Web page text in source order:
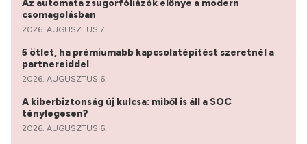
Az automata zsugorfóliázók előnye a modern
csomagolásban
2026. AUGUSZTUS 7.
5 ötlet, ha prémiumabb kapcsolatépítést szeretnél a
partnereiddel
2026. AUGUSZTUS 6.
A kiberbiztonság új kulcsa: miből is áll a SOC
ténylegesen?
2026. AUGUSZTUS 6.